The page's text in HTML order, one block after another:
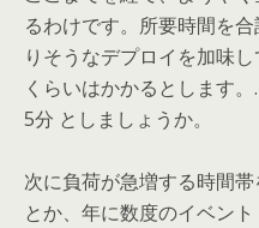
るわけです。所要時間を
りそうなデプロイを加味
くらいはかかるとします
5分 としましょうか。
次に負荷が急増する時間
とか、年に数度のイベン